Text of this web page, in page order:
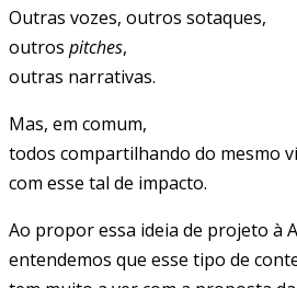
Outras vozes, outros sotaques,
outros pitches,
outras narrativas.
Mas, em comum,
todos compartilhando do mesmo
com esse tal de impacto.
Ao propor essa ideia de projeto à
entendemos que esse tipo de